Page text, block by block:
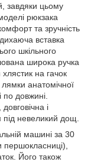
завдяки цьому
рюкзака
та зручність
вставка
шкільного
широка ручка
на гачок
анатомічної
довжині.
і
під невеликий дощ.
машині за 30
першокласниці),
Його також